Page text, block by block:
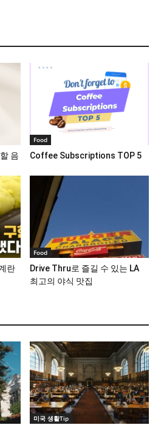
음
Food
Coffee Subscriptions TOP 5
란
Food
Drive Thru로 즐길 수 있는 LA
최고의 야식 맛집
미국 생활Tip